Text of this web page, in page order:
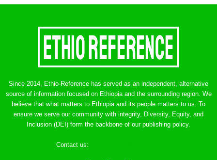
Since 2014, Ethio-Reference has served as an independent, alternative
source of information focused on Ethiopia and the surrounding region. We
believe that what matters to Ethiopia and its people matters to us. To
ensure we serve our community with integrity, Diversity, Equity, and
Inclusion (DEI) form the backbone of our publishing policy.
Contact us: